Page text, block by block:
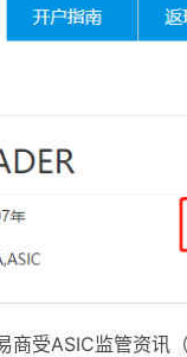
商受ASIC监管资讯